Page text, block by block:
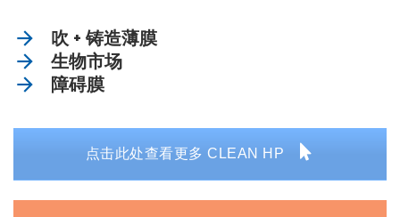
吹 + 铸造薄膜
生物市场
障碍膜
点击此处查看更多 CLEAN HP